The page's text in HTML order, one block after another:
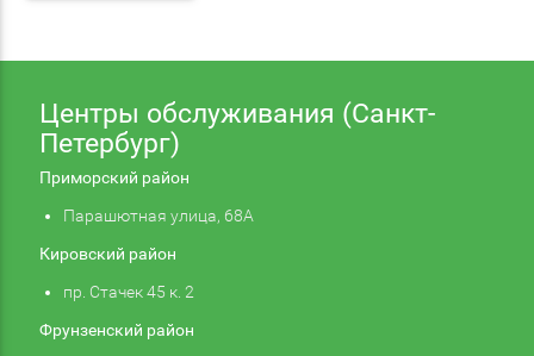
Центры обслуживания (Санкт-
Петербург)
Приморский район
Парашютная улица, 68А
Кировский район
пр. Стачек 45 к. 2
Фрунзенский район